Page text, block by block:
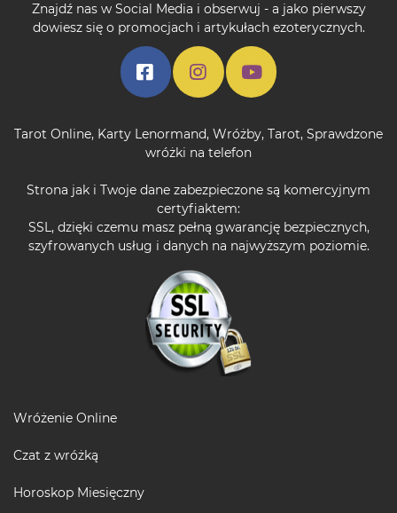
Znajdź nas w Social Media i obserwuj - a jako pierwszy
dowiesz się o promocjach i artykułach ezoterycznych.
Tarot Online, Karty Lenormand, Wróżby, Tarot, Sprawdzone
wróżki na telefon
Strona jak i Twoje dane zabezpieczone są komercyjnym
certyfiaktem:
SSL, dzięki czemu masz pełną gwarancję bezpiecznych,
szyfrowanych usług i danych na najwyższym poziomie.
Wróżenie Online
Czat z wróżką
Horoskop Miesięczny